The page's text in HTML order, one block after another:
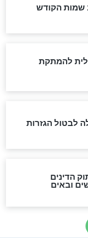
כתב היד
התגלה
כל השנים"
את הקץ?